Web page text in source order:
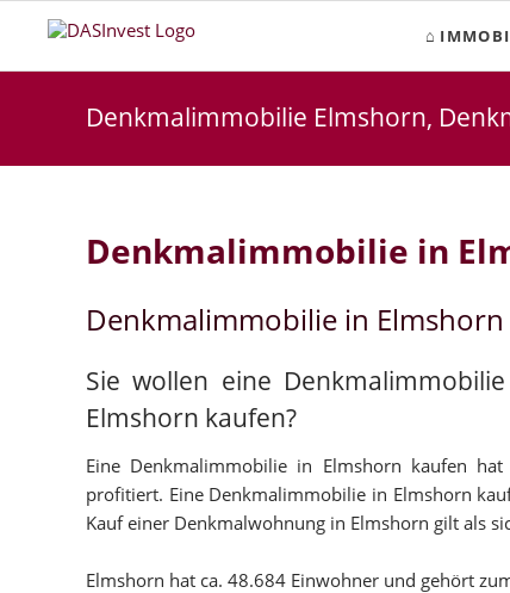
Denkmalimmobilie Elmshorn,
Denkmalimmobilie in
Denkmalimmobilie in
Sie wollen eine
Elmshorn kaufen?
Eine Denkmalimmobilie in Elmshorn kaufen
profitiert. Eine Denkmalimmobilie in Elmshorn
Kauf einer Denkmalwohnung in Elmshorn gilt als
Elmshorn hat ca. 48.684 Einwohner und gehört